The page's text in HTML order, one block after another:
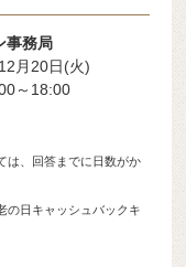
事務局
月20日(火)
～18:00
は、回答までに日数がか
の日キャッシュバックキ